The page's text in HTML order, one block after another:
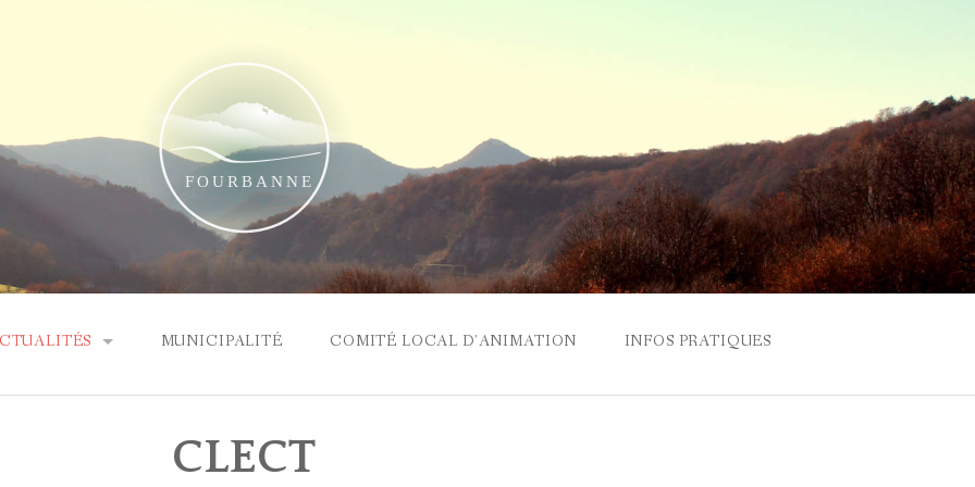
ÉLECTIONS
RENDU DU CONSEIL MUNICIPAL DU 22 MARS 2026
MUNICIPALITÉ COMITÉ LOCAL D'ANIMATION INFOS PRATIQUES
CLECT